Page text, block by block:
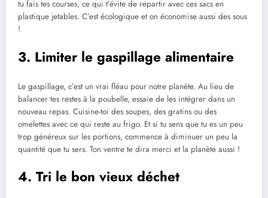
tu fais tes courses, ce qui t’évite de repartir avec ces sacs en
plastique jetables. C’est écologique et on économise aussi des sous
!
3. Limiter le gaspillage alimentaire
Le gaspillage, c’est un vrai fléau pour notre planète. Au lieu de
balancer tes restes à la poubelle, essaie de les intégrer dans un
nouveau repas. Cuisine-toi des soupes, des gratins ou des
omelettes avec ce qui reste au frigo. Et si tu sens que tu es un peu
trop généreux sur les portions, commence à diminuer un peu la
quantité que tu sers. Ton ventre te dira merci et la planète aussi !
4. Tri le bon vieux déchet